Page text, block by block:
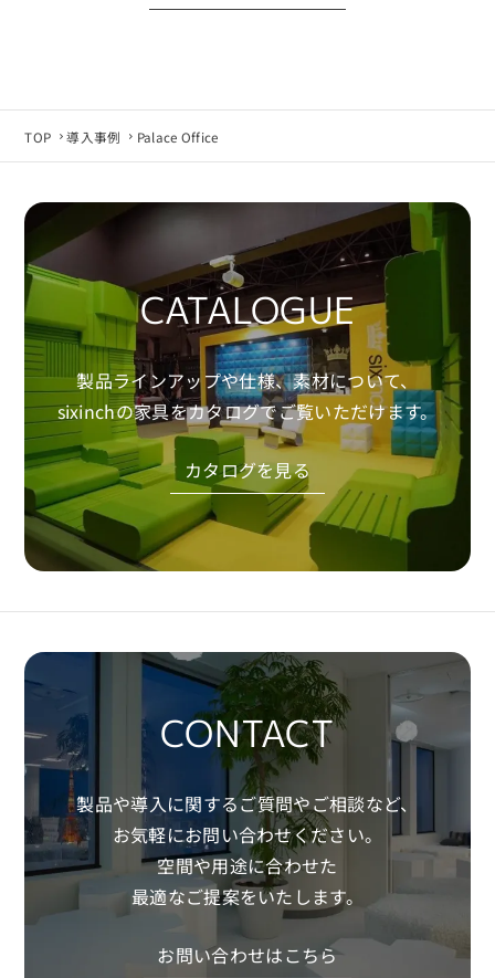
TOP 導入事例 Palace Office
CATALOGUE
製品ラインアップや仕様、素材について、
sixinchの家具をカタログでご覧いただけます。
カタログを見る
CONTACT
製品や導入に関するご質問やご相談など、
お気軽にお問い合わせください。
空間や用途に合わせた
最適なご提案をいたします。
お問い合わせはこちら